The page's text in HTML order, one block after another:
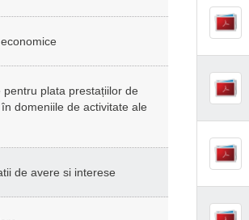
pentru plata prestațiilor de
domeniile de activitate ale
de avere si interese